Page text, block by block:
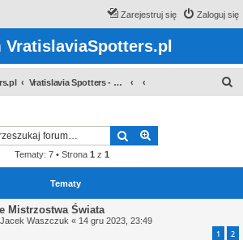
Zaloguj się
Zarejestruj się
VratislaviaSpotters.pl
Vratislavia Spotters - Wroclawska grupa spotterska
Szukaj
Tematy: 7 • Strona 1 z 1
Tematy
Mistrzostwa Świata
Jacek Waszczuk « 14 gru 2023, 23:49
1 2